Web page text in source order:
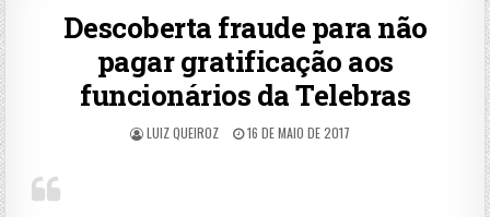
Descoberta fraude para não
pagar gratificação aos
funcionários da Telebras
LUIZ QUEIROZ 16 DE MAIO DE 2017